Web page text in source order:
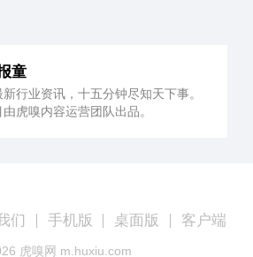
童
行业资讯，十五分钟尽知天下事。
虎嗅内容运营团队出品。
们 手机版 桌面版 客户端
虎嗅网 m.huxiu.com